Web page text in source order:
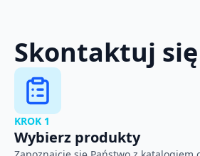
Skontaktuj
KROK 1
Wybierz produkty